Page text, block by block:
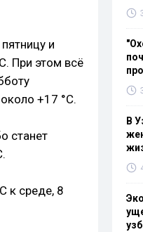
и
При этом всё
+17 °C.
станет
к среде, 8
В